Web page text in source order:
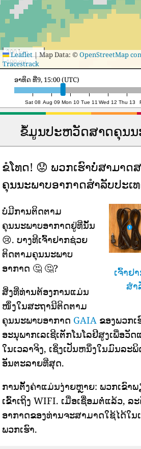
200 km
100 mi
Leaflet|Map Data: ©OpenStreetMap
Tracestrack
Sat 08 Aug 09 Mon 10 Tue 11 Wed 12 Thu 13
ຈັນ ທີ່10, 11:00 (UTC)
ຂໍ້ມູນປະຫວັດສາດຄຸນນ
ຂໍໂທດ! 😟 ພວກເຮົາບໍ່ສາມາ
ຄຸນນະພາບອາກາດສຳລັບປະເ
ເຈົ້າຢ
ສຳ
ບໍ່ມີການຕິດຕາມ
ຄຸນນະພາບອາກາດຢູ່ທີ່ນັ້ນ
😢. ບາງທີເຈົ້າຢາກຊ່ວຍ
ຕິດຕາມຄຸນນະພາບ
ອາກາດ 🤔 🤔?
ສິ່ງທີ່ທ່ານຕ້ອງການແມ່ນ
ໜຶ່ງໃນສະຖານີຕິດຕາມ
ຄຸນນະພາບອາກາດ GAIA ຂອງພວກເ
ອະນຸພາກເລເຊີເຕັກໂນໂລຢີສູງເພື່ອວັ
ໃນເວລາຈິງ, ເຊິ່ງເປັນຫນຶ່ງໃນມົນລະ
ອັນຕະລາຍທີ່ສຸດ.
ການຕັ້ງຄ່າແມ່ນງ່າຍຫຼາຍ: ພວກເຂົາ
ເຂົ້າເຖິງ WIFI. ເມື່ອເຊື່ອມຕໍ່ແລ້ວ, ລ
ອາກາດຂອງທ່ານຈະສາມາດໃຊ້ໄດ້ໃນ
ພວກເຮົາ.